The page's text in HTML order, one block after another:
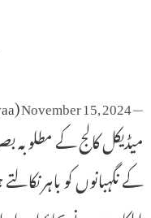
— Piyush Rai (@Benarasiyaa)
November 15, 2024
میڈیکل کالج کے
کے نگہبانوں کو باہر